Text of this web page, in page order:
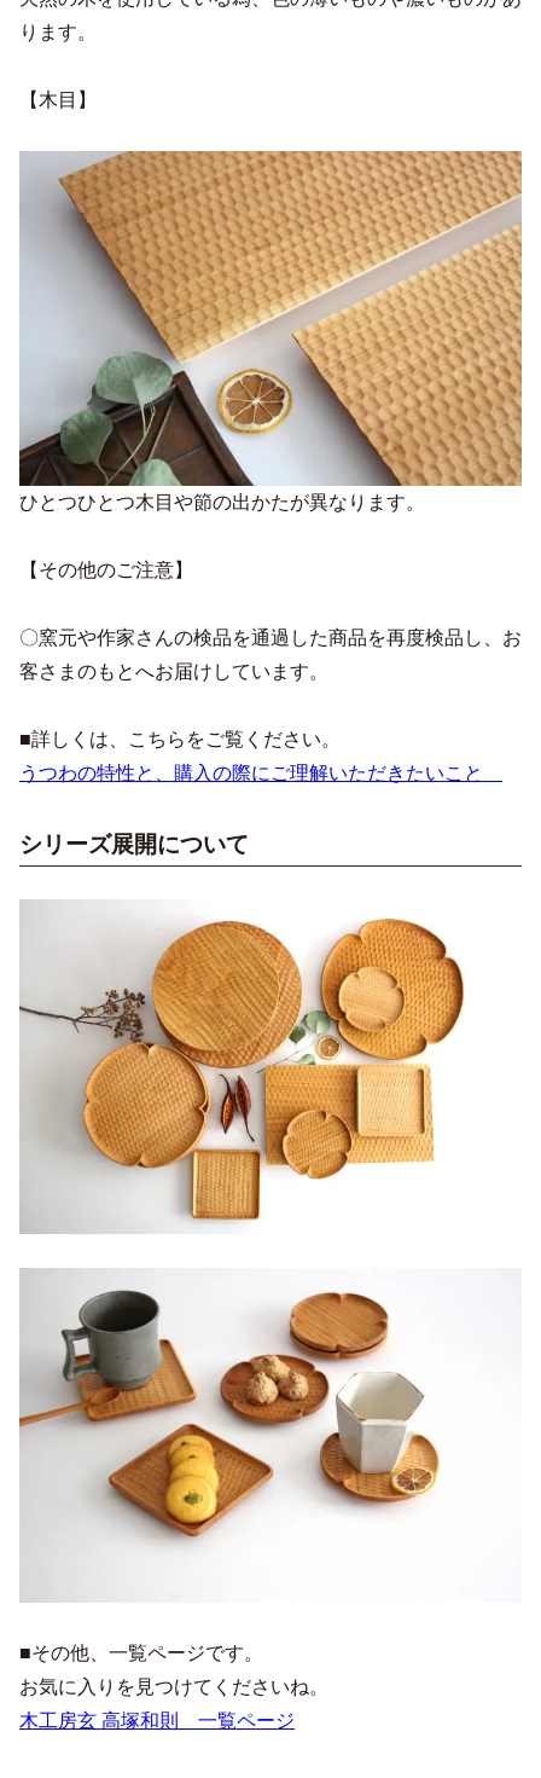
ります。
【木目】
ひとつひとつ木目や節の出かたが異なります。
【その他のご注意】
〇窯元や作家さんの検品を通過した商品を再度検品し、お
客さまのもとへお届けしています。
■詳しくは、こちらをご覧ください。
うつわの特性と、購入の際にご理解いただきたいこと
シリーズ展開について
■その他、一覧ページです。
お気に入りを見つけてくださいね。
木工房玄 高塚和則 一覧ページ